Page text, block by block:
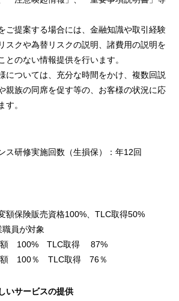
ご提案する場合には、金融知識や取引経験
スクや為替リスクの説明、諸費用の説明を
とのない情報提供を行います。
については、充分な時間をかけ、複数回説
親族の同席を促す等の、お客様の状況に応
す。
研修実施回数（生損保）：年12回
額保険販売資格100%、TLC取得50%
員が対象
額 100% TLC取得 87%
額 100％ TLC取得 76％
いサービスの提供